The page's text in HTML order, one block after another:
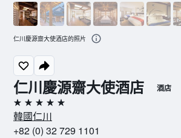
仁川慶源齋大使酒店 酒店
5星級
韓國仁川
+82 (0) 32 729 1101
仁川慶源齋大使酒店的照片